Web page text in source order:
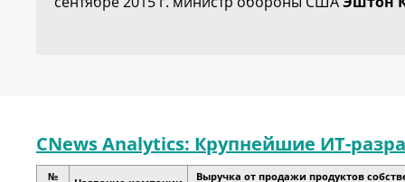
CNews Analytics: Крупнейшие ИТ-
№ Выручка от продажи продуктов